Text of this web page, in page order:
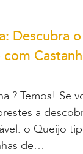
Descubra
? Temos! Se
a
o Queijo
de…